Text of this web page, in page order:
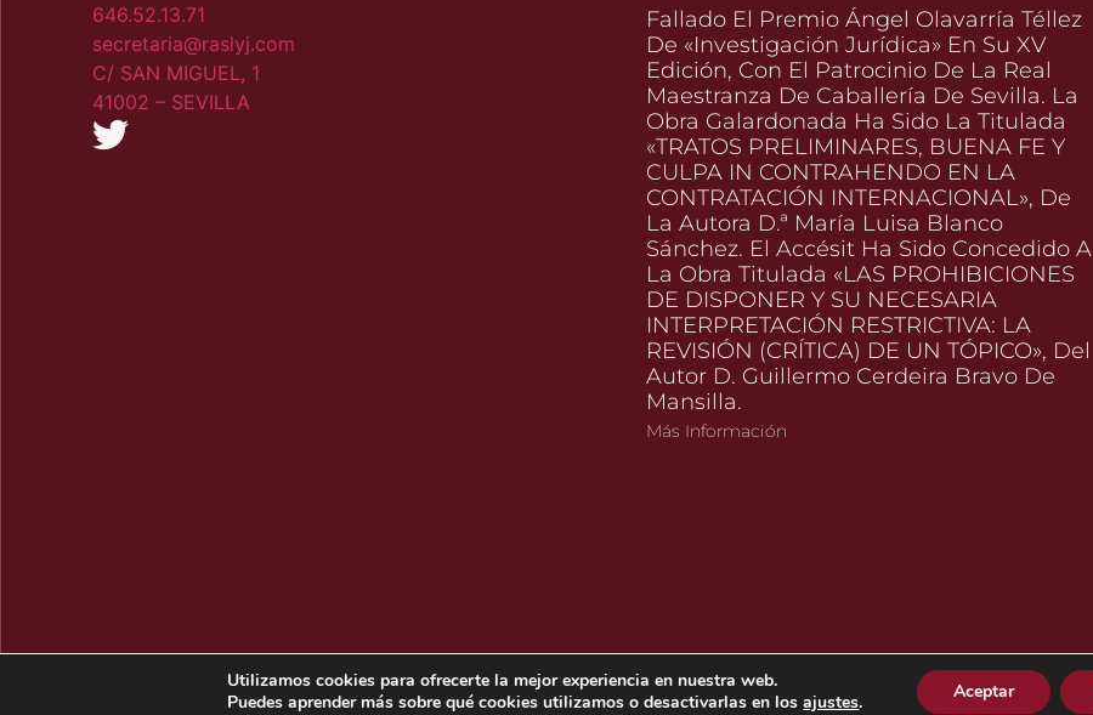
646.52.13.71
secretaria@raslyj.com
C/ SAN MIGUEL, 1
41002 – SEVILLA​
Fallado El Premio Ángel Olavarría Téllez
De «Investigación Jurídica» En Su XV
Edición, Con El Patrocinio De La Real
Maestranza De Caballería De Sevilla. La
Obra Galardonada Ha Sido La Titulada
«TRATOS PRELIMINARES, BUENA FE Y
CULPA IN CONTRAHENDO EN LA
CONTRATACIÓN INTERNACIONAL», De
La Autora D.ª María Luisa Blanco
Sánchez. El Accésit Ha Sido Concedido A
La Obra Titulada «LAS PROHIBICIONES
DE DISPONER Y SU NECESARIA
INTERPRETACIÓN RESTRICTIVA: LA
REVISIÓN (CRÍTICA) DE UN TÓPICO», Del
Autor D. Guillermo Cerdeira Bravo De
Mansilla.
Más Información
Utilizamos cookies para ofrecerte la mejor experiencia en nuestra web.
Puedes aprender más sobre qué cookies utilizamos o desactivarlas en losajustes. Aceptar